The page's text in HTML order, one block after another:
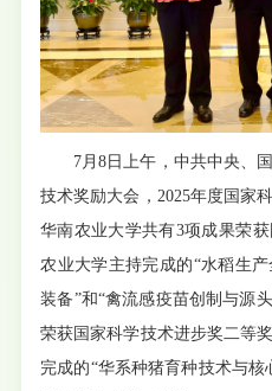
7月8日上午，中共中央、
技术奖励大会，2025年度国家
华南农业大学共有3项成果荣
农业大学主持完成的“水稻生
装备”和“禽流感疫苗创制与源
荣获国家科学技术进步奖二等
完成的“华系种猪育种技术与